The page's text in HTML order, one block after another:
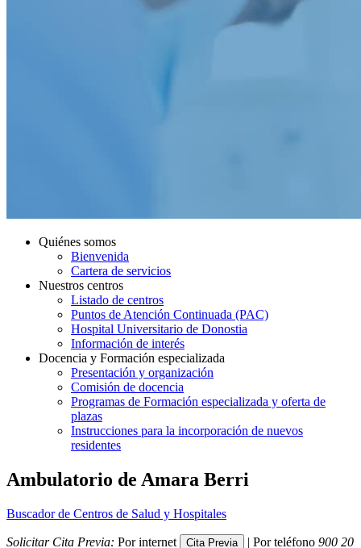
Quiénes somos
Bienvenida
Cartera de servicios
Nuestros centros
Listado de centros
Puntos de Atención Continuada (PAC)
Hospital Universitario de Donostia
Información de interés
Docencia y Formación especializada
Presentación y organización
Comisión de docencia
Programas de Formación especializada y oferta de
plazas
Instrucciones para la incorporación de nuevos
residentes
Ambulatorio de Amara Berri
Buscador de Centros de Salud y Hospitales
Solicitar Cita Previa: Por internet | Por teléfono 900 20